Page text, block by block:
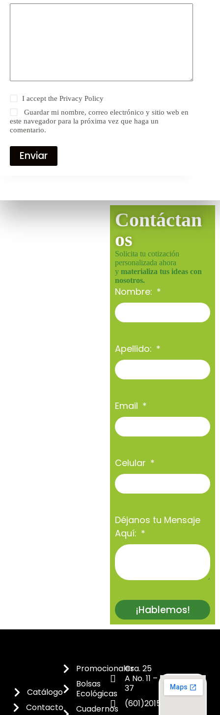
I accept thePrivacy Policy
Guardar mi nombre, correo electrónico y sitio web en
este navegador para la próxima vez que haga un
comentario.
Enviar
Contáctan
os
Solicita tu cotización
personalizada ahora
y materializa tus ideas con
nosotros.
Nombre:
Apellido:
Email
Celular
Déjanos tu Mensaje
Aquí:
¡Hablemos!
Catálogo
Contacto
Promocionales
Bolsas
Ecológicas
Cuadernos
Cra. 25
A No. 11 –
37
(601)2015300